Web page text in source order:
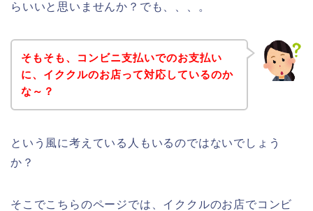
らいいと思いませんか？でも、、、。
そもそも、コンビニ支払いでのお支払い
に、イククルのお店って対応しているのか
な～？
という風に考えている人もいるのではないでしょう
か？
そこでこちらのページでは、イククルのお店でコンビ